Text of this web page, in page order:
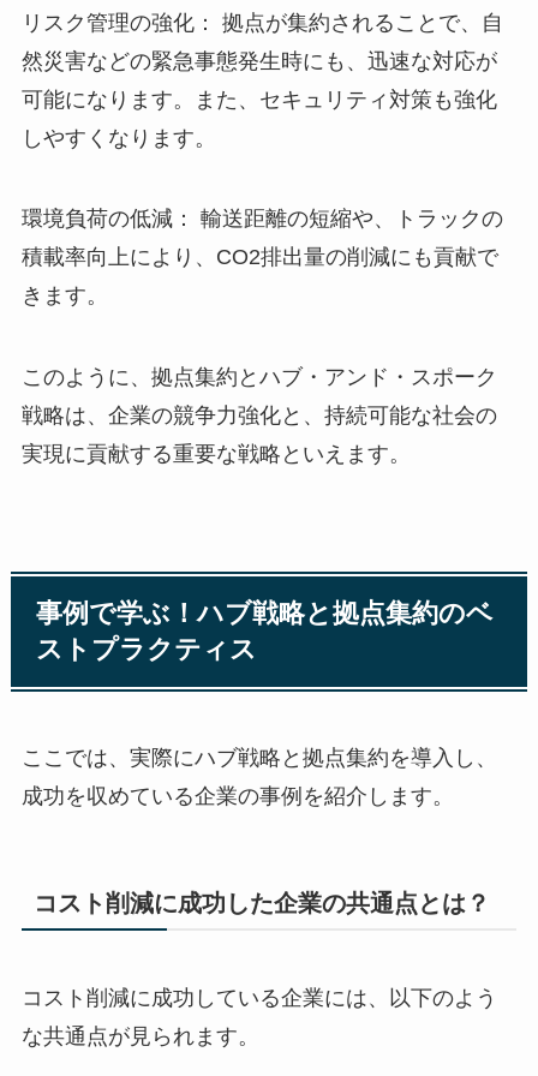
リスク管理の強化： 拠点が集約されることで、自
然災害などの緊急事態発生時にも、迅速な対応が
可能になります。また、セキュリティ対策も強化
しやすくなります。
環境負荷の低減： 輸送距離の短縮や、トラックの
積載率向上により、CO2排出量の削減にも貢献で
きます。
このように、拠点集約とハブ・アンド・スポーク
戦略は、企業の競争力強化と、持続可能な社会の
実現に貢献する重要な戦略といえます。
事例で学ぶ！ハブ戦略と拠点集約のベ
ストプラクティス
ここでは、実際にハブ戦略と拠点集約を導入し、
成功を収めている企業の事例を紹介します。
コスト削減に成功した企業の共通点とは？
コスト削減に成功している企業には、以下のよう
な共通点が見られます。